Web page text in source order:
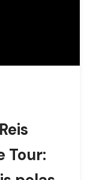
Tour: